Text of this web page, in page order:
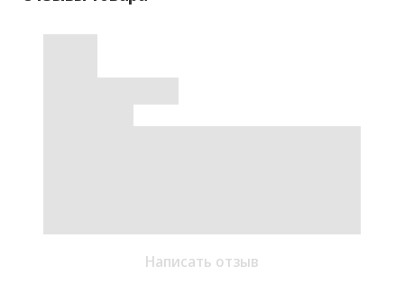
Написать отзыв